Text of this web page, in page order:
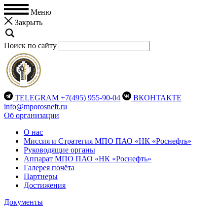
Меню
Закрыть
Поиск по сайту
TELEGRAM +7(495) 955-90-04
ВКОНТАКТЕ
info@mporosneft.ru
Об организации
О нас
Миссия и Стратегия МПО ПАО «НК «Роснефть»
Руководящие органы
Аппарат МПО ПАО «НК «Роснефть»
Галерея почёта
Партнеры
Достижения
Документы